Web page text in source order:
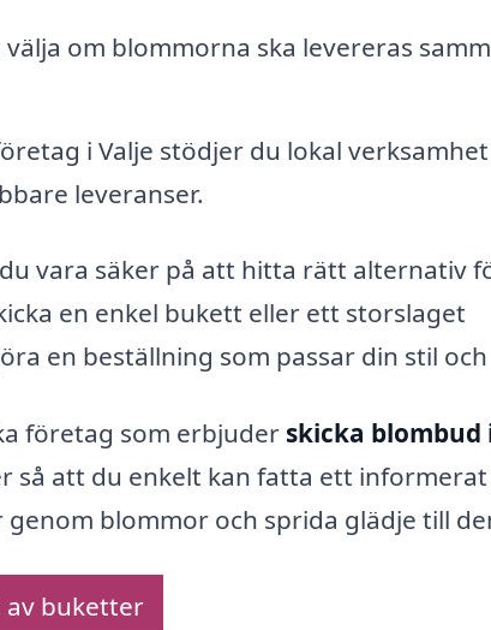
välja om blommorna ska levereras
i Valje stödjer du lokal
leveranser.
vara säker på att hitta rätt alternativ
en enkel bukett eller ett storslaget
en beställning som passar din stil
företag som erbjuder skicka blombud
så att du enkelt kan fatta ett informerat
blommor och sprida glädje till
av buketter